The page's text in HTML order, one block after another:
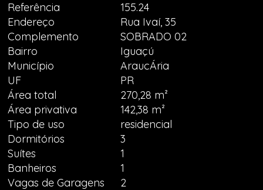
Referência
155.24
Endereço
Rua Ivaí, 35
Complemento
SOBRADO 02
Bairro
Iguaçú
Município
AraucÁria
UF
PR
Área total
270,28 m²
Área privativa
142,38 m²
Tipo de uso
residencial
Dormitórios
3
Suítes
1
Banheiros
1
Vagas de Garagens
2